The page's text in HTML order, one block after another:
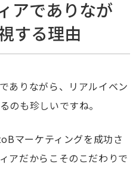
アでありなが
する理由
ありながら、リアルイベン
のも珍しいですね。
マーケティングを成功さ
アだからこそのこだわりで